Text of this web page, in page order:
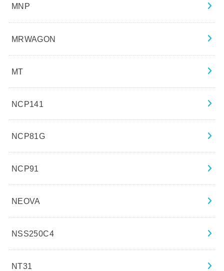
MNP
MRWAGON
MT
NCP141
NCP81G
NCP91
NEOVA
NSS250C4
NT31